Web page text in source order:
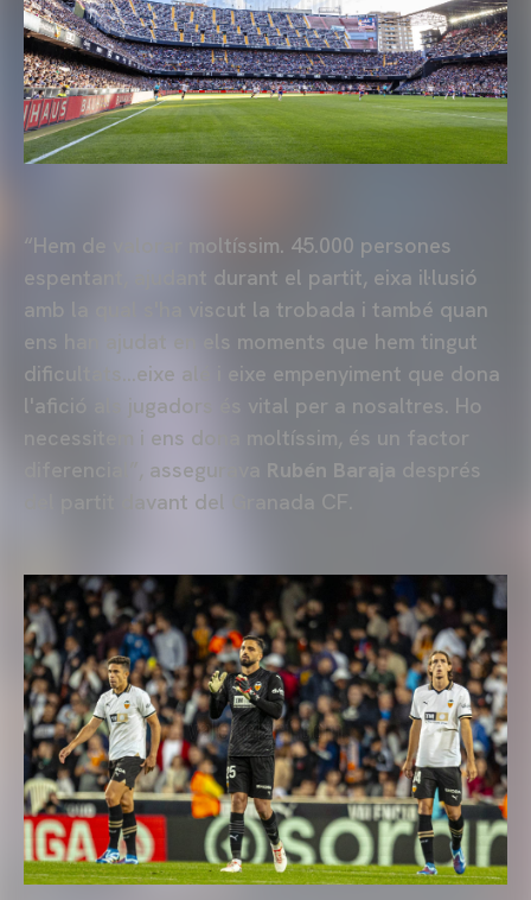
“Hem de valorar moltíssim. 45.000 persones
espentant, ajudant durant el partit, eixa il·lusió
amb la qual s'ha viscut la trobada i també quan
ens han ajudat en els moments que hem tingut
dificultats…eixe alé i eixe empenyiment que dona
l'afició als jugadors és vital per a nosaltres. Ho
necessitem i ens dona moltíssim, és un factor
diferencial”, assegurava
Rubén Baraja després
del partit davant del Granada CF.